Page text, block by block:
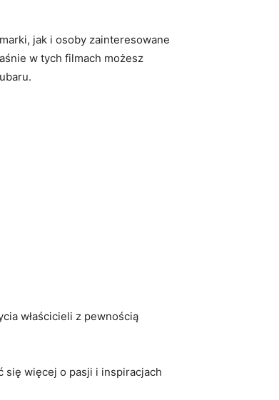
jak ​i osoby zainteresowane
w tych filmach możesz
właścicieli ‌z ⁤pewnością
się więcej o pasji i inspiracjach